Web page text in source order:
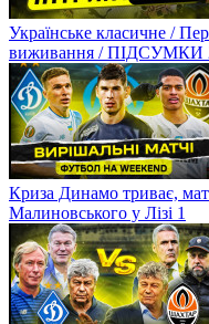
Українське класичне /
виживання /
Криза Динамо триває,
Малиновського у Лізі 1